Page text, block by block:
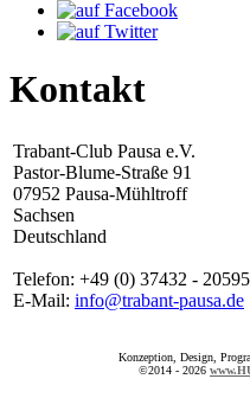
Kontakt
Trabant-Club Pausa e.V.
Pastor-Blume-Straße 91
07952 Pausa-Mühltroff
Sachsen
Deutschland
Telefon: +49 (0) 37432 - 20595
E-Mail: info@trabant-pausa.de
Konzeption, Design,
©2014 - 2026